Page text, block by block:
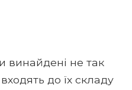
винайдені не так
до їх складу